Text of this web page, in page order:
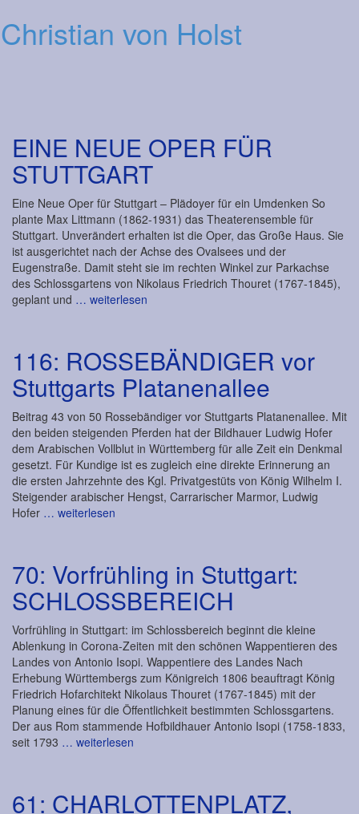
Christian von Holst
EINE NEUE OPER FÜR
STUTTGART
Eine Neue Oper für Stuttgart – Plädoyer für ein Umdenken So
plante Max Littmann (1862-1931) das Theaterensemble für
Stuttgart. Unverändert erhalten ist die Oper, das Große Haus. Sie
ist ausgerichtet nach der Achse des Ovalsees und der
Eugenstraße. Damit steht sie im rechten Winkel zur Parkachse
des Schlossgartens von Nikolaus Friedrich Thouret (1767-1845),
geplant und … weiterlesen
116: ROSSEBÄNDIGER vor
Stuttgarts Platanenallee
Beitrag 43 von 50 Rossebändiger vor Stuttgarts Platanenallee. Mit
den beiden steigenden Pferden hat der Bildhauer Ludwig Hofer
dem Arabischen Vollblut in Württemberg für alle Zeit ein Denkmal
gesetzt. Für Kundige ist es zugleich eine direkte Erinnerung an
die ersten Jahrzehnte des Kgl. Privatgestüts von König Wilhelm I.
Steigender arabischer Hengst, Carrarischer Marmor, Ludwig
Hofer … weiterlesen
70: Vorfrühling in Stuttgart:
SCHLOSSBEREICH
Vorfrühling in Stuttgart: im Schlossbereich beginnt die kleine
Ablenkung in Corona-Zeiten mit den schönen Wappentieren des
Landes von Antonio Isopi. Wappentiere des Landes Nach
Erhebung Württembergs zum Königreich 1806 beauftragt König
Friedrich Hofarchitekt Nikolaus Thouret (1767-1845) mit der
Planung eines für die Öffentlichkeit bestimmten Schlossgartens.
Der aus Rom stammende Hofbildhauer Antonio Isopi (1758-1833,
seit 1793 … weiterlesen
61: CHARLOTTENPLATZ,